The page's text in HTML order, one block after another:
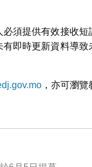
須提供有效接收短
即時更新資料導致
，亦可瀏覽